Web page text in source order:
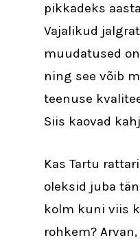
pikkadeks
Vajalikud
muudatused
ning see võib
teenuse
Siis kaovad
Kas Tartu
oleksid juba
kolm kuni viis
rohkem?